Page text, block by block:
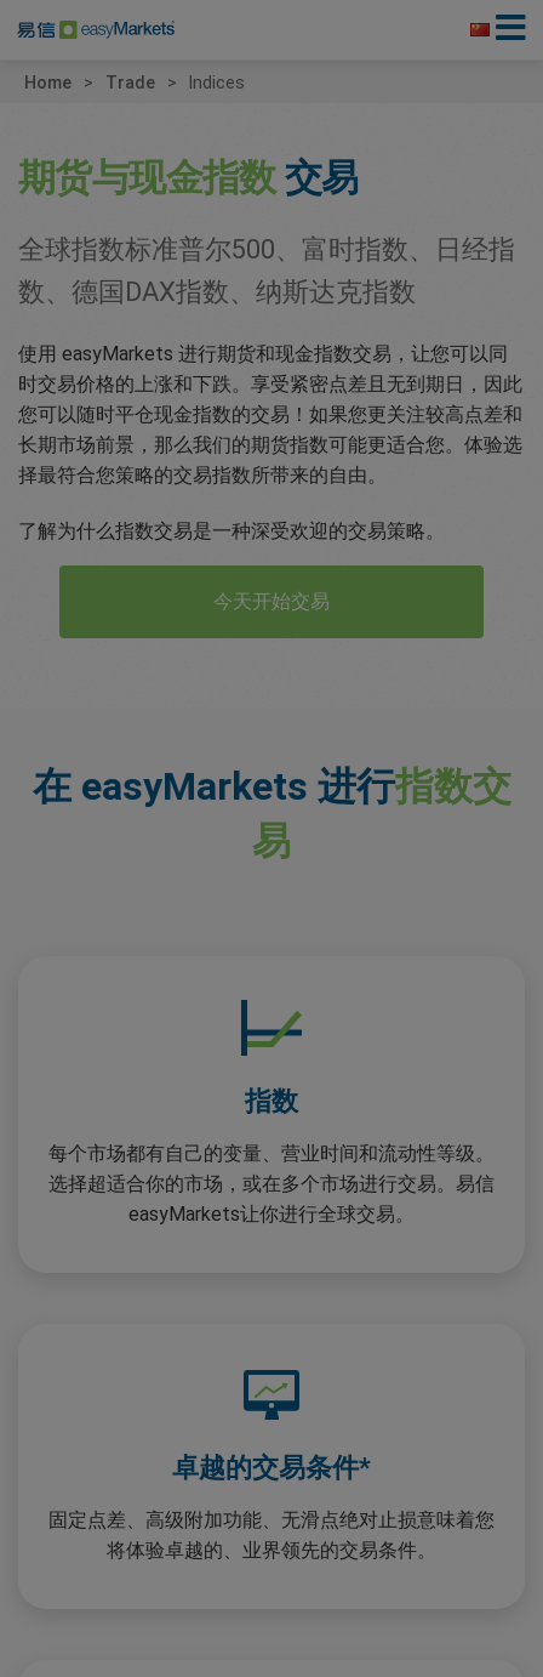
Home Trade Indices
期货与现金指数交易
全球指数标准普尔500、富时指数、日经指
数、德国DAX指数、纳斯达克指数
使用 easyMarkets 进行期货和现金指数交易，让您可以同
时交易价格的上涨和下跌。享受紧密点差且无到期日，因此
您可以随时平仓现金指数的交易！如果您更关注较高点差和
长期市场前景，那么我们的期货指数可能更适合您。体验选
择最符合您策略的交易指数所带来的自由。
了解为什么指数交易是一种深受欢迎的交易策略。
今天开始交易
在 easyMarkets 进行指数交
易
指数
每个市场都有自己的变量、营业时间和流动性等级。
选择超适合你的市场，或在多个市场进行交易。易信
easyMarkets让你进行全球交易。
卓越的交易条件*
固定点差、高级附加功能、无滑点绝对止损意味着您
将体验卓越的、业界领先的交易条件。